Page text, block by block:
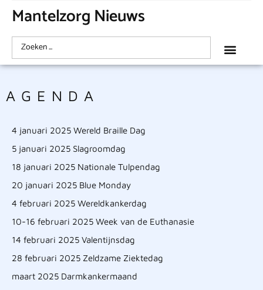
Mantelzorg Nieuws
AGENDA
4 januari 2025 Wereld Braille Dag
5 januari 2025 Slagroomdag
18 januari 2025 Nationale Tulpendag
20 januari 2025 Blue Monday
4 februari 2025 Wereldkankerdag
10-16 februari 2025 Week van de Euthanasie
14 februari 2025 Valentijnsdag
28 februari 2025 Zeldzame Ziektedag
maart 2025 Darmkankermaand